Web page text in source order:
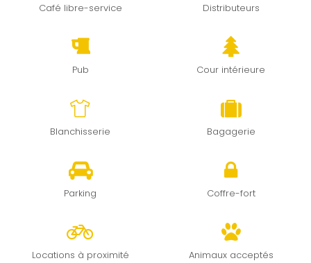
Café libre-service Distributeurs
Pub Cour intérieure
Blanchisserie Bagagerie
Parking Coffre-fort
Locations à proximité Animaux acceptés